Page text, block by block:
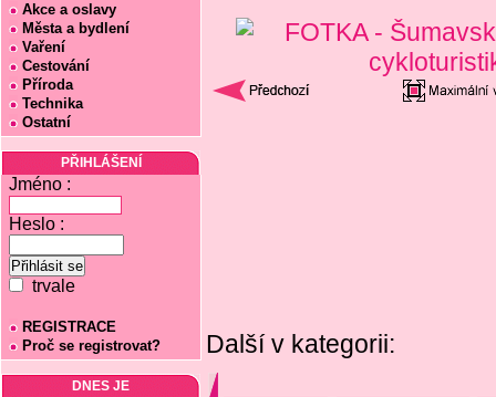
Akce a oslavy
Města a bydlení
Vaření
Cestování
Příroda
Technika
Ostatní
PŘIHLÁŠENÍ
Jméno :
Heslo :
trvale
REGISTRACE
Proč se registrovat?
DNES JE
Další v kategorii: